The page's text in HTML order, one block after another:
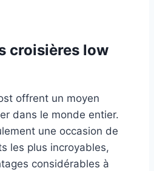
croisières low
offrent un moyen
dans le monde entier.
une occasion de
les plus incroyables,
considérables à